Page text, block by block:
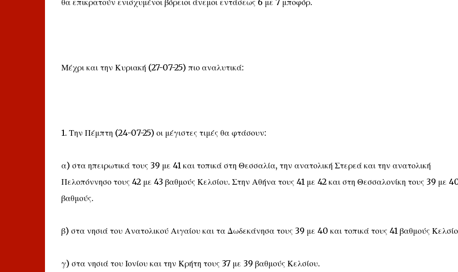
θα επικρατούν ενισχυμένοι βόρειοι άνεμοι εντάσεως 6 με 7 μποφόρ.
Μέχρι και την Κυριακή (27-07-25) πιο αναλυτικά:
1. Την Πέμπτη (24-07-25) οι μέγιστες τιμές θα φτάσουν:
α) στα ηπειρωτικά τους 39 με 41 και τοπικά στη Θεσσαλία, την ανατολική Στερεά και την ανατολική
Πελοπόννησο τους 42 με 43 βαθμούς Κελσίου. Στην Αθήνα τους 41 με 42 και στη Θεσσαλονίκη τους 39 με
βαθμούς.
β) στα νησιά του Ανατολικού Αιγαίου και τα Δωδεκάνησα τους 39 με 40 και τοπικά τους 41 βαθμούς
γ) στα νησιά του Ιονίου και την Κρήτη τους 37 με 39 βαθμούς Κελσίου.